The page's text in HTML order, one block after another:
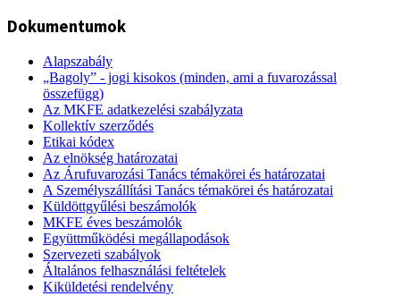
Dokumentumok
Alapszabály
„Bagoly” - jogi kisokos (minden, ami a fuvarozással
összefügg)
Az MKFE adatkezelési szabályzata
Kollektív szerződés
Etikai kódex
Az elnökség határozatai
Az Árufuvarozási Tanács témakörei és határozatai
A Személyszállítási Tanács témakörei és határozatai
Küldöttgyűlési beszámolók
MKFE éves beszámolók
Együttműködési megállapodások
Szervezeti szabályok
Általános felhasználási feltételek
Kiküldetési rendelvény